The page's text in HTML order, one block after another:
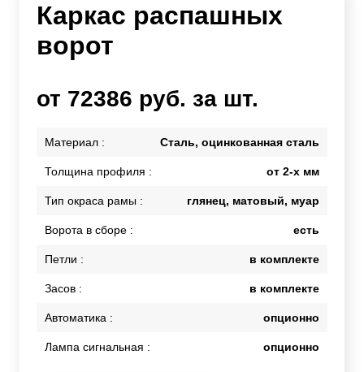
Каркас распашных
ворот
от 72386 руб. за шт.
Материал : Сталь, оцинкованная сталь
Толщина профиля : от 2-х мм
Тип окраса рамы : глянец, матовый, муар
Ворота в сборе : есть
Петли : в комплекте
Засов : в комплекте
Автоматика : опционно
Лампа сигнальная : опционно